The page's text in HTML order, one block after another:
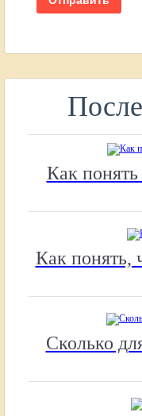
Как
Как понять,
Сколько